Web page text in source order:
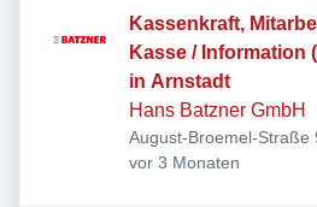
Kassenkraft,
Kasse / Information
in Arnstadt
Hans Batzner GmbH
August-Broemel-Straße
Arnstadt, Deutschland
Veröffentlicht:
vor 3 Monaten